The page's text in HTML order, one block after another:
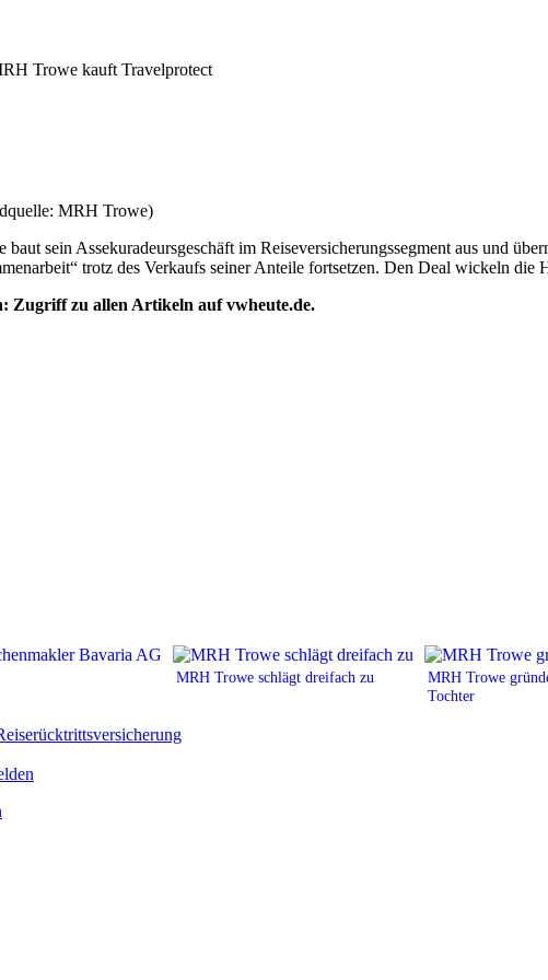
Trowe kauft Travelprotect
MRH Trowe)
sein Assekuradeursgeschäft im Reiseversicherungssegment aus und
trotz des Verkaufs seiner Anteile fortsetzen. Den Deal wickeln
Zugriff zu allen Artikeln auf vwheute.de.
MRH Trowe schlägt dreifach zu
MRH Trowe
Tochter